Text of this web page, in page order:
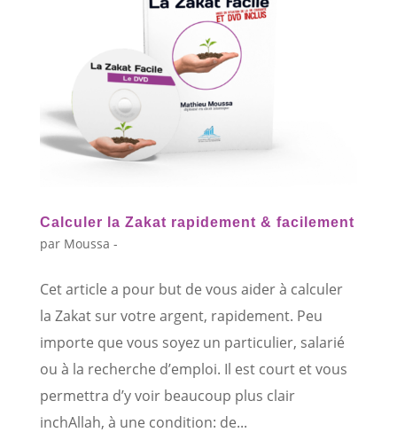
Calculer la Zakat rapidement & facilement
par Moussa -
Cet article a pour but de vous aider à calculer
la Zakat sur votre argent, rapidement. Peu
importe que vous soyez un particulier, salarié
ou à la recherche d’emploi. Il est court et vous
permettra d’y voir beaucoup plus clair
inchAllah, à une condition: de...